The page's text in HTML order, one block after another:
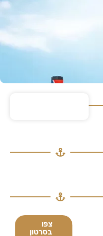
צפו
בסרטון